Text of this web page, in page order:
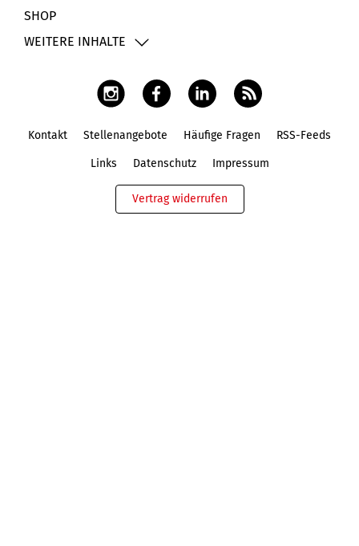
SHOP
WEITERE INHALTE
Kontakt Stellenangebote Häufige Fragen RSS-Feeds
Links Datenschutz Impressum
Vertrag widerrufen